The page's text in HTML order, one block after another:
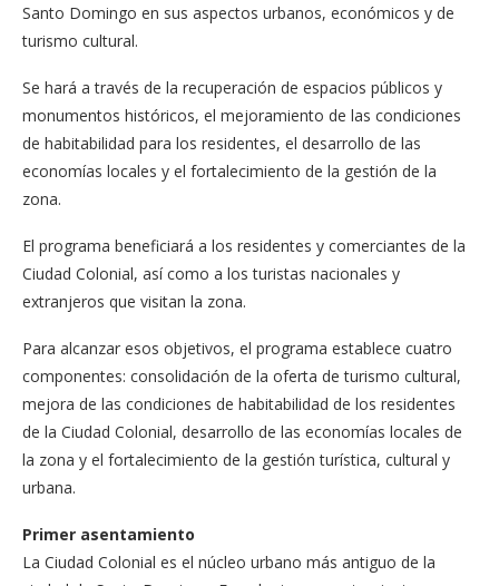
Santo Domingo en sus aspectos urbanos, econó­micos y de
turismo cultural.
Se hará a través de la re­cuperación de espacios pú­blicos y
monumentos his­tóricos, el mejoramiento de las condiciones
de habitabi­lidad para los residentes, el desarrollo de las
economías locales y el fortalecimiento de la gestión de la
zona.
El programa beneficia­rá a los residentes y comer­ciantes de la
Ciudad Colo­nial, así como a los turistas nacionales y
extranjeros que visitan la zona.
Para alcanzar esos objeti­vos, el programa establece cuatro
componentes: con­solidación de la oferta de turismo cultural,
mejora de las condiciones de habitabi­lidad de los residentes
de la Ciudad Colonial, desarrollo de las economías locales de
la zona y el fortalecimiento de la gestión turística, cul­tural y
urbana.
Primer asentamiento
La Ciudad Colonial es el núcleo urbano más antiguo de la